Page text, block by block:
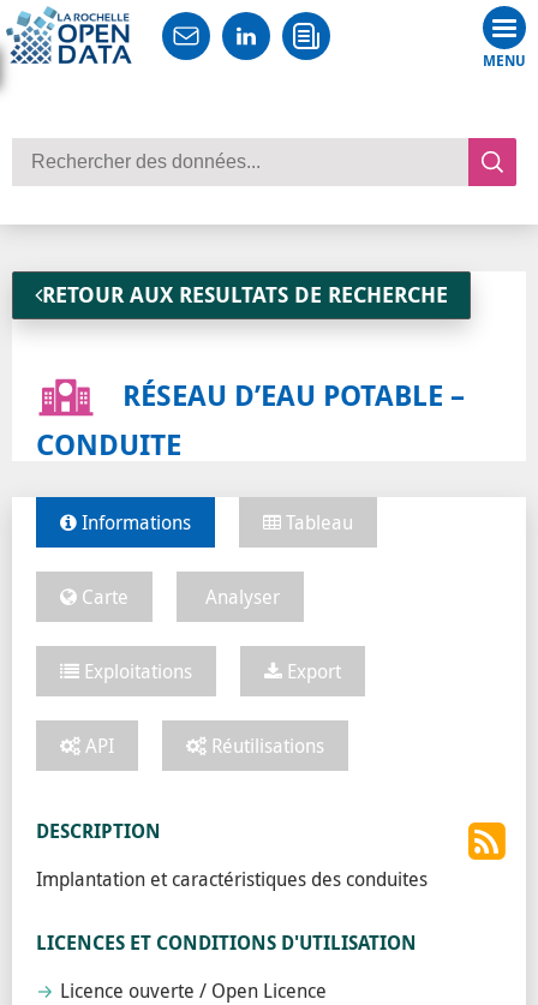
Rechercher des données
RETOUR AUX RESULTATS DE RECHERCHE
RÉSEAU D’EAU POTABLE –
CONDUITE
Informations Tableau
Carte Analyser
Exploitations Export
API Réutilisations
DESCRIPTION
Implantation et caractéristiques des conduites
LICENCES ET CONDITIONS D'UTILISATION
Licence ouverte / Open Licence